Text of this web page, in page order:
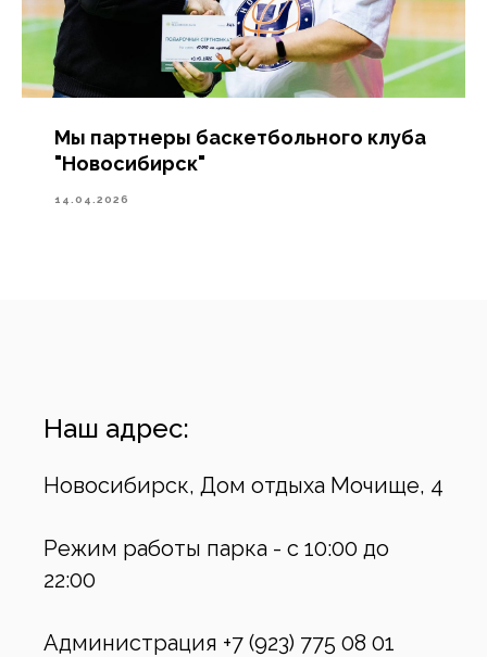
Мы партнеры баскетбольного клуба
"Новосибирск"
14.04.2026
Наш адрес:
Новосибирск, Дом отдыха Мочище, 4
Режим работы парка - с 10:00 до
22:00
Администрация +7 (923) 775 08 01